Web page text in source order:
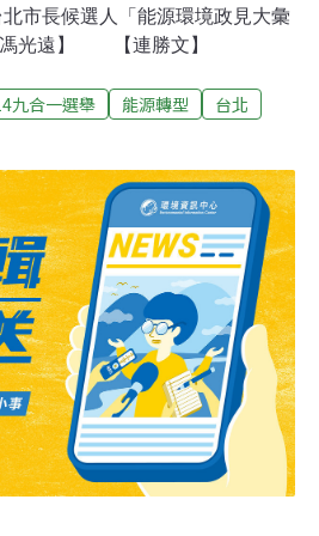
市長候選人「能源環境政見大彙
馮光遠】 【連勝文】
九合一選舉 能源轉型
台北